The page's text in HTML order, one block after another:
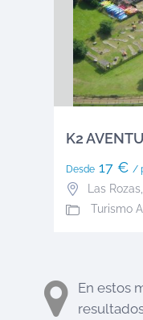
K2
Desde17 € /
Las Rozas,
Turismo
En estos